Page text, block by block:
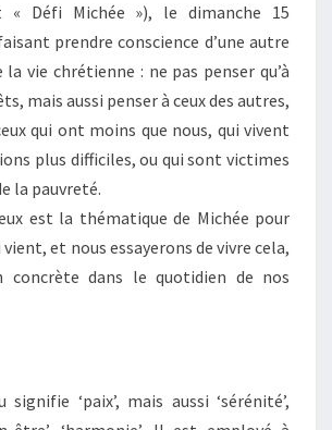
« Défi Michée »), le dimanche 15
prendre conscience d’une autre
vie chrétienne : ne pas penser qu’à
mais aussi penser à ceux des autres,
qui ont moins que nous, qui vivent
plus difficiles, ou qui sont victimes
la pauvreté.
est la thématique de Michée pour
et nous essayerons de vivre cela,
concrète dans le quotidien de nos
‘paix’, mais aussi ‘sérénité’,